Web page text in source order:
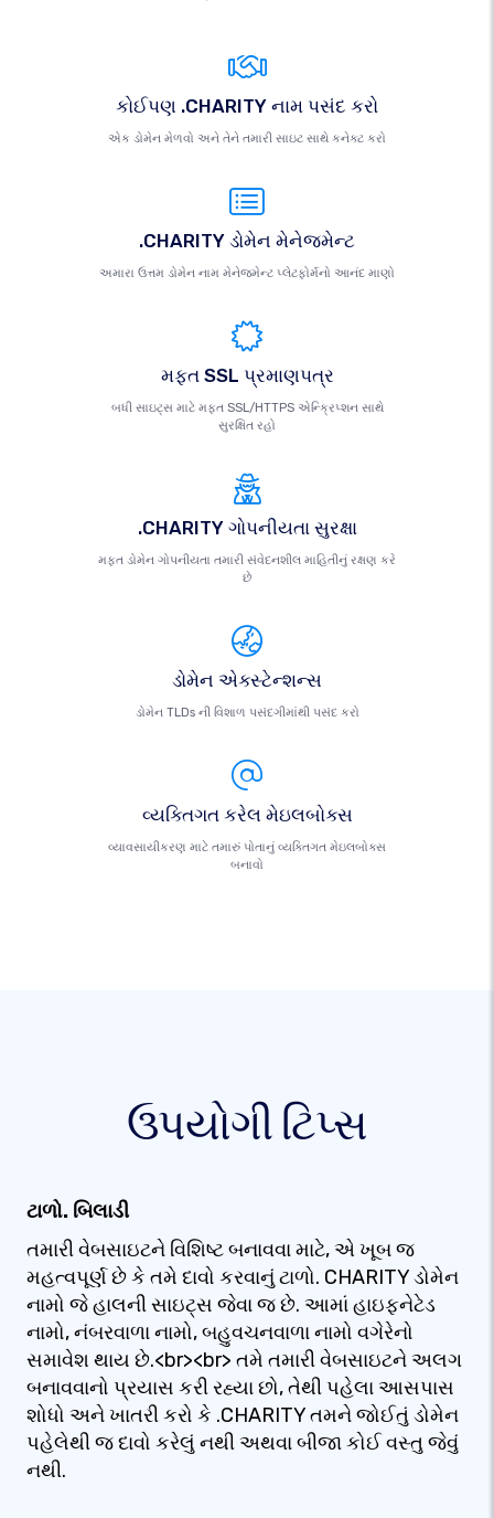
કોઈપણ .CHARITY નામ પસંદ કરો
એક ડોમેન મેળવો અને તેને તમારી સાઇટ સાથે કનેક્ટ કરો
.CHARITY ડોમેન મેનેજમેન્ટ
અમારા ઉત્તમ ડોમેન નામ મેનેજમેન્ટ પ્લેટફોર્મનો આનંદ માણો
મફત SSL પ્રમાણપત્ર
બધી સાઇટ્સ માટે મફત SSL/HTTPS એન્ક્રિપ્શન સાથે
સુરક્ષિત રહો
.CHARITY ગોપનીયતા સુરક્ષા
મફત ડોમેન ગોપનીયતા તમારી સંવેદનશીલ માહિતીનું રક્ષણ કરે
છે
ડોમેન એક્સ્ટેન્શન્સ
ડોમેન TLDs ની વિશાળ પસંદગીમાંથી પસંદ કરો
વ્યક્તિગત કરેલ મેઇલબોક્સ
વ્યાવસાયીકરણ માટે તમારું પોતાનું વ્યક્તિગત મેઇલબોક્સ
બનાવો
ઉપયોગી ટિપ્સ
ટાળો. બિલાડી
તમારી વેબસાઇટને વિશિષ્ટ બનાવવા માટે, એ ખૂબ જ
મહત્વપૂર્ણ છે કે તમે દાવો કરવાનું ટાળો. CHARITY ડોમેન
નામો જે હાલની સાઇટ્સ જેવા જ છે. આમાં હાઇફનેટેડ
નામો, નંબરવાળા નામો, બહુવચનવાળા નામો વગેરેનો
સમાવેશ થાય છે.<br><br> તમે તમારી વેબસાઇટને અલગ
બનાવવાનો પ્રયાસ કરી રહ્યા છો, તેથી પહેલા આસપાસ
શોધો અને ખાતરી કરો કે .CHARITY તમને જોઈતું ડોમેન
પહેલેથી જ દાવો કરેલું નથી અથવા બીજા કોઈ વસ્તુ જેવું
નથી.